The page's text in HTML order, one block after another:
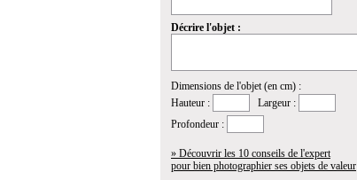
Décrire l'objet :
Dimensions de l'objet (en cm) :
Hauteur :
Largeur :
Profondeur :
» Découvrir les 10 conseils de l'expert
pour bien photographier ses objets de valeur